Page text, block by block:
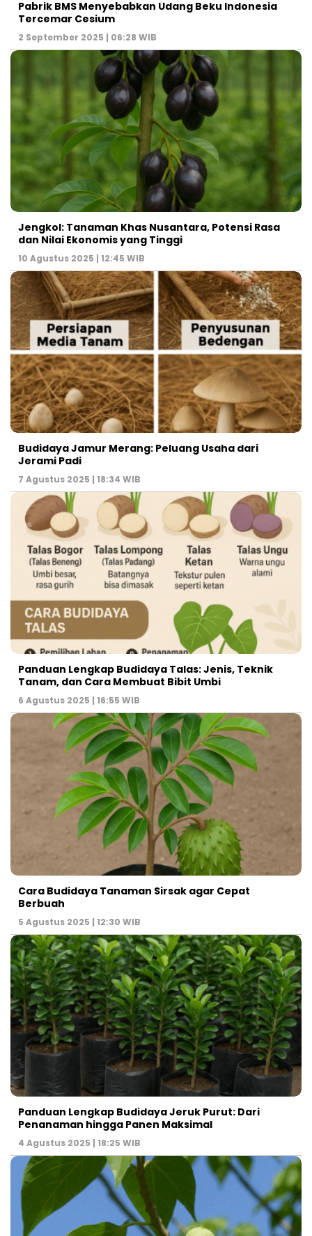
Pabrik BMS Menyebabkan Udang Beku Indonesia
Tercemar Cesium
2 September 2025 | 06:28 WIB
Jengkol: Tanaman Khas Nusantara, Potensi Rasa
dan Nilai Ekonomis yang Tinggi
10 Agustus 2025 | 12:45 WIB
Budidaya Jamur Merang: Peluang Usaha dari
Jerami Padi
7 Agustus 2025 | 18:34 WIB
Panduan Lengkap Budidaya Talas: Jenis, Teknik
Tanam, dan Cara Membuat Bibit Umbi
6 Agustus 2025 | 16:55 WIB
Cara Budidaya Tanaman Sirsak agar Cepat
Berbuah
5 Agustus 2025 | 12:30 WIB
Panduan Lengkap Budidaya Jeruk Purut: Dari
Penanaman hingga Panen Maksimal
4 Agustus 2025 | 18:25 WIB